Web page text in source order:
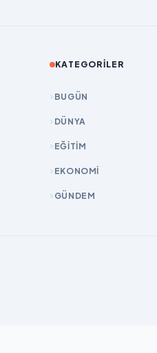
KATEGORILER
BUGÜN
DÜNYA
EĞİTİM
EKONOMİ
GÜNDEM